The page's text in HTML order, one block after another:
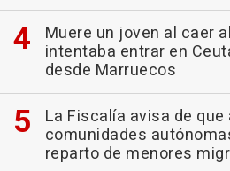
Muere un joven al caer
intentaba entrar en
desde Marruecos
La Fiscalía avisa de
comunidades
reparto de menores